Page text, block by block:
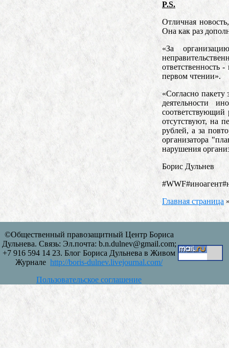
P.S.
Отличная
Она как раз
«За
ответственность
первом чтении».
«Согласно
деятельности
соответствующий
отсутствуют, на
рублей, а за
организатора
нарушения
Борис Дульнев
Главная страница
©Общественный правозащитный Центр Бориса
Дульнева. Связь: Эл.почта: b.n.dulnev@gmail.com;
+7 916 594 14 23. Блог Бориса Дульнева в Живом
Журнале http://boris-dulnev.livejournal.com/
Пользовательское соглашение